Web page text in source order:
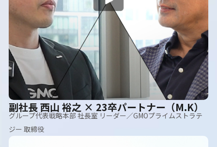
副社長 西山 裕之 × 23卒パートナー（M.K）
グループ代表戦略本部 社長室 リーダー／GMOプライムストラテ
ジー 取締役